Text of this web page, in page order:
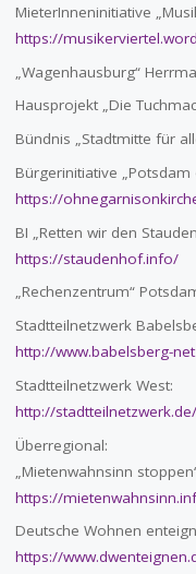
MieterInneninitiative
https://
„Wagenhausburg“
Hausprojekt „Die
Bündnis „Stadtmitte für
Bürgerinitiative
https://
BI „Retten wir den
https://staudenhof.info/
„Rechenzentrum“
Stadtteilnetzwerk
http://www.babelsberg-
Stadtteilnetzwerk West:
http://stadtteilnetzwerk.de/
Überregional:
„Mietenwahnsinn
https://
Deutsche Wohnen
https://